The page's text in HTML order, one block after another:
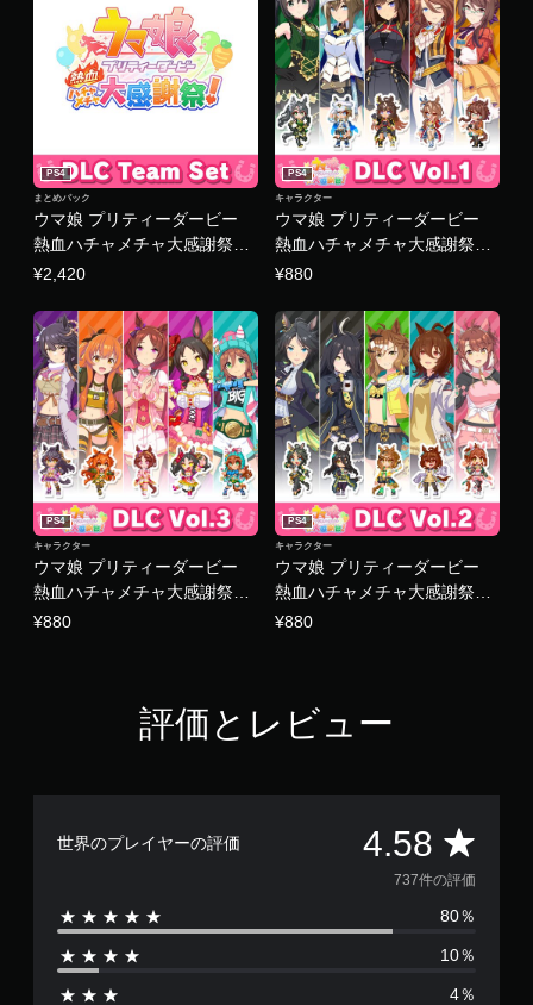
ウマ娘 プリティーダービー
熱血ハチャメチャ大感謝祭！
チームセット
PS4
まとめパック
¥2,420
ウマ娘 プリティーダービー
熱血ハチャメチャ大感謝祭！
- DLC Vol.1 チーム＜アイリス
PS4
キャラクター
¥880
ウマ娘 プリティーダービー
熱血ハチャメチャ大感謝祭！
- DLC Vol.3 チーム＜プリムラ
PS4
キャラクター
¥880
ウマ娘 プリティーダービー
熱血ハチャメチャ大感謝祭！
- DLC Vol.2 チーム＜ゼラニウ
PS4
キャラクター
¥880
評価とレビュー
世界のプレイヤーの評価 4.58 評
価
数
は
737件の評価
80％
10％
4％